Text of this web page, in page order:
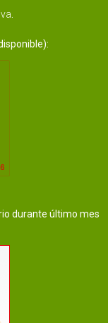
.
durante último mes